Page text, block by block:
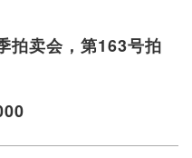
拍卖会，第163号拍